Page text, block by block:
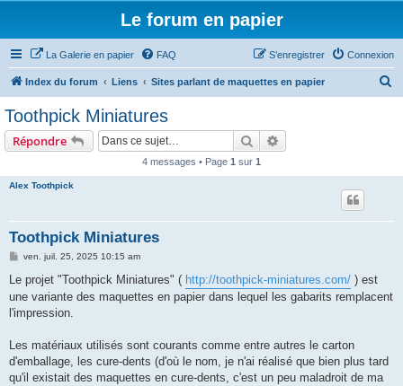
Le forum en papier
La Galerie en papier FAQ Connexion
S’enregistrer
Index du forum Liens Sites parlant de maquettes en papier
Toothpick Miniatures
Répondre Rechercher
4 messages • Page 1 sur 1
Alex Toothpick
Toothpick Miniatures
M
s
a
g
e
ven. juil. 25, 2025 10:15 am
Le projet "Toothpick Miniatures" ( http://toothpick-miniatures.com/ ) est
une variante des maquettes en papier dans lequel les gabarits remplacent
l'impression.
Les matériaux utilisés sont courants comme entre autres le carton
d'emballage, les cure-dents (d'où le nom, je n'ai réalisé que bien plus tard
qu'il existait des maquettes en cure-dents, c'est un peu maladroit de ma